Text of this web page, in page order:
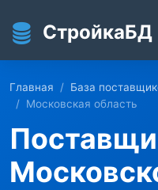
СтройкаБД
Главная База
Московская область